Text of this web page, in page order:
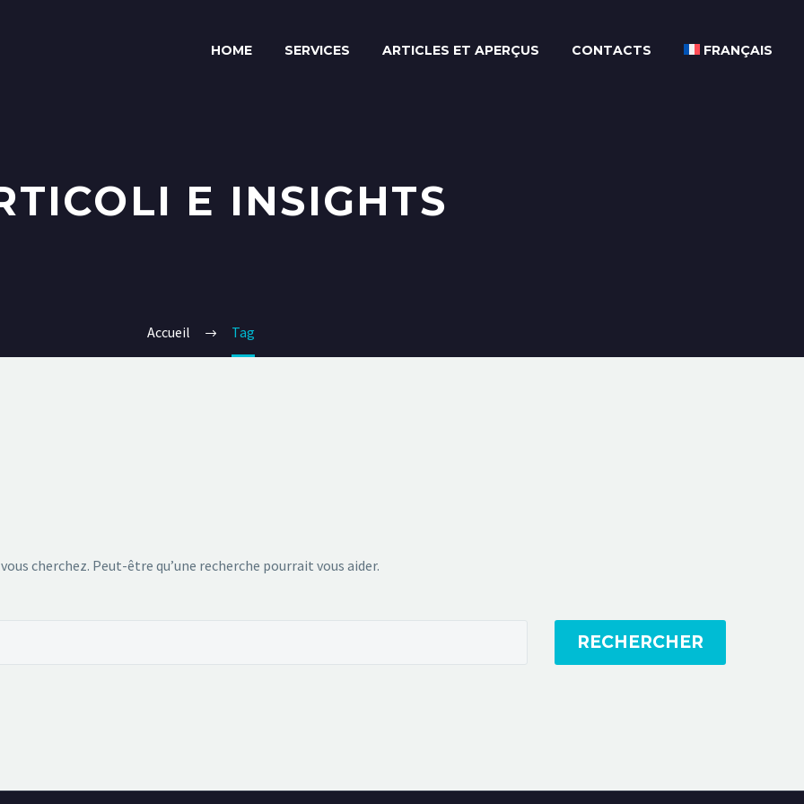
HOME SERVICES ARTICLES ET APERÇUS CONTACTS FRANÇAIS
E INSIGHTS
Accueil Tag
cherchez. Peut-être qu’une recherche pourrait vous aider.
RECHERCHER